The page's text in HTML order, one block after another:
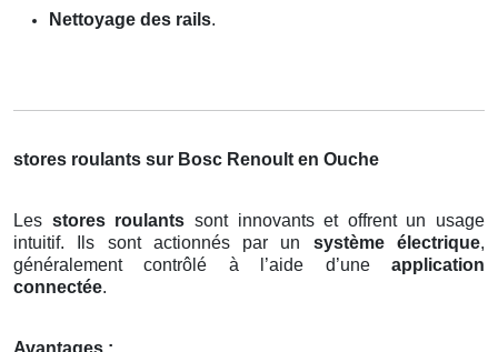
Nettoyage des rails.
stores roulants sur Bosc Renoult en Ouche
Les stores roulants sont innovants et offrent un usage
intuitif. Ils sont actionnés par un système électrique,
généralement contrôlé à l’aide d’une application
connectée.
Avantages :